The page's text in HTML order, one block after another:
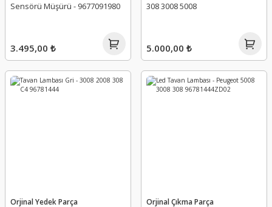
Sensörü Müşürü - 9677091980
3.495,00 ₺
308 3008 5008
5.000,00 ₺
Orjinal Yedek Parça Orjinal Çıkma Parça